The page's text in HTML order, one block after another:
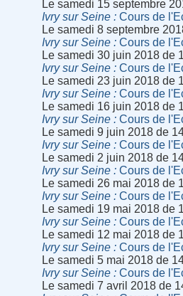
Le samedi 15 septembre
Ivry sur Seine
Cours de
Le samedi 8 septembre
Ivry sur Seine
Cours de
Le samedi 30 juin 2018 de
Ivry sur Seine
Cours de
Le samedi 23 juin 2018 de
Ivry sur Seine
Cours de
Le samedi 16 juin 2018 de
Ivry sur Seine
Cours de
Le samedi 9 juin 2018 de
Ivry sur Seine
Cours de
Le samedi 2 juin 2018 de
Ivry sur Seine
Cours de
Le samedi 26 mai 2018 de
Ivry sur Seine
Cours de
Le samedi 19 mai 2018 de
Ivry sur Seine
Cours de
Le samedi 12 mai 2018 de
Ivry sur Seine
Cours de
Le samedi 5 mai 2018 de
Ivry sur Seine
Cours de
Le samedi 7 avril 2018 de